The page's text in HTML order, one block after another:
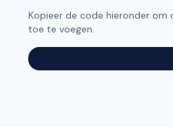
Kopieer de code hieronder om
toe te voegen.